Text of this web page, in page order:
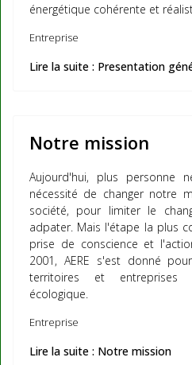
énergétique cohérente et
Entreprise
Lire la suite : Presentation
Notre mission
Aujourd'hui, plus personne
nécessité de changer notre
société, pour limiter le
adpater. Mais l'étape la plus
prise de conscience et
2001, AERE s'est donné
territoires et entreprises
écologique.
Entreprise
Lire la suite : Notre mission